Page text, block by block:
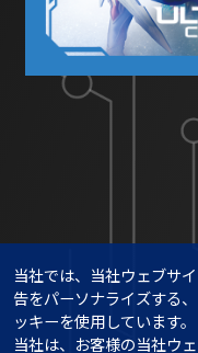
当社では、当社ウェブサ
告をパーソナライズする
ッキーを使用しています。
当社は、お客様の当社ウ